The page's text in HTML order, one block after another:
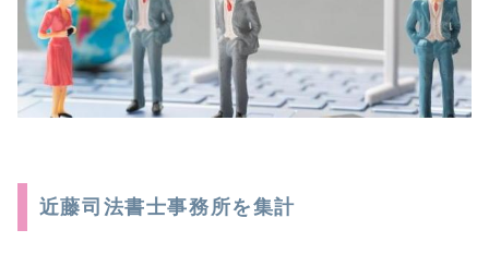
近藤司法書士事務所を集計